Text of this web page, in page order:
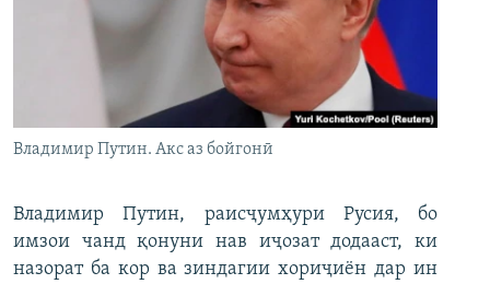
Владимир Путин. Акс аз бойгонӣ
Владимир Путин, раисҷумҳури Русия, бо
имзои чанд қонуни нав иҷозат додааст, ки
назорат ба кор ва зиндагии хориҷиён дар ин